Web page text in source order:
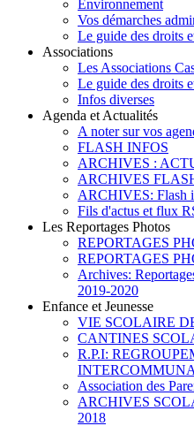
Environnement
Vos démarches
Le guide des droits
Associations
Les Associations
Le guide des droits
Infos diverses
Agenda et Actualités
A noter sur vos
FLASH INFOS
ARCHIVES :
ARCHIVES
ARCHIVES: Flash
Fils d'actus et flux
Les Reportages Photos
REPORTAGES
REPORTAGES
Archives:
2019-2020
Enfance et Jeunesse
VIE SCOLAIRE
CANTINES
R.P.I:
Association des
ARCHIVES
2018